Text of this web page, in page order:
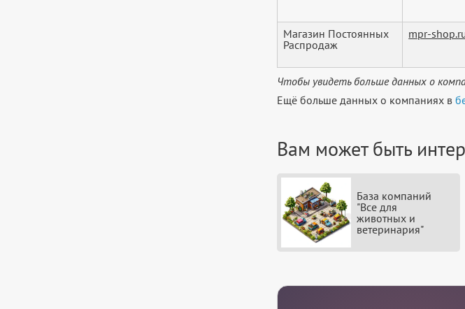
Магазин Постоянных
Распродаж
mpr-
Чтобы увидеть больше данных о
Ещё больше данных о компаниях в
Вам может быть
База компаний
"Все для
животных и
ветеринария"